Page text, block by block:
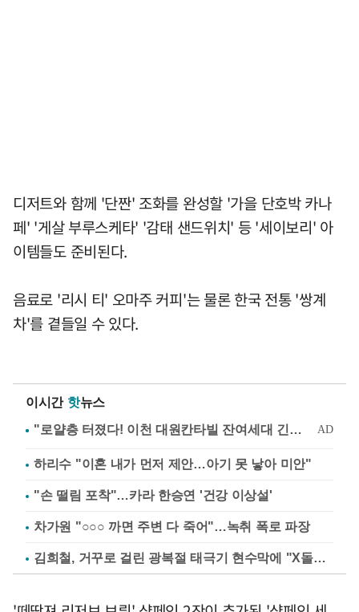
디저트와 함께 '단짠' 조화를 완성할 '가을 단호박 카나
페' '게살 부루스케타' '감태 샌드위치' 등 '세이보리' 아
이템들도 준비된다.
음료로 '리시 티' 오마주 커피'는 물론 한국 전통 '쌍계
차'를 곁들일 수 있다.
이시간 핫뉴스
하리수 "이혼 내가 먼저 제안…아기 못 낳아 미안"
"손 떨림 포착"…카라 한승연 '건강 이상설'
차가원 "○○○ 까면 주변 다 죽어"…녹취 폭로 파장
김희철, 거꾸로 걸린 광복절 태극기 현수막에 "X돌았네"